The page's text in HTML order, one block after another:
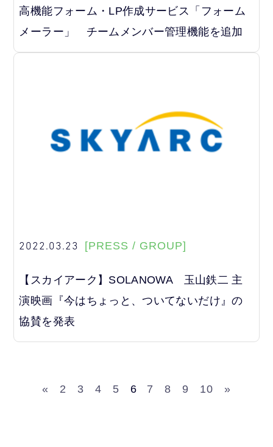
高機能フォーム・LP作成サービス「フォーム
メーラー」 チームメンバー管理機能を追加
2022.03.23 [PRESS / GROUP]
【スカイアーク】SOLANOWA 玉山鉄二 主
演映画『今はちょっと、ついてないだけ』の
協賛を発表
« 2 3 4 5 6 7 8 9 10 »